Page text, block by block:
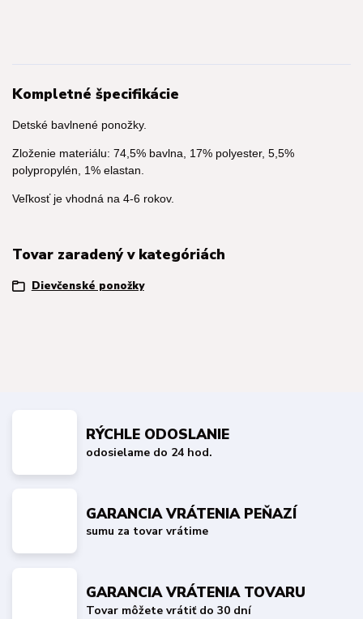
Kompletné špecifikácie
Detské bavlnené ponožky.
Zloženie materiálu: 74,5% bavlna, 17% polyester, 5,5%
polypropylén, 1% elastan.
Veľkosť je vhodná na 4-6 rokov.
Tovar zaradený v kategóriách
Dievčenské ponožky
RÝCHLE ODOSLANIE
odosielame do 24 hod.
GARANCIA VRÁTENIA PEŇAZÍ
sumu za tovar vrátime
GARANCIA VRÁTENIA TOVARU
Tovar môžete vrátiť do 30 dní